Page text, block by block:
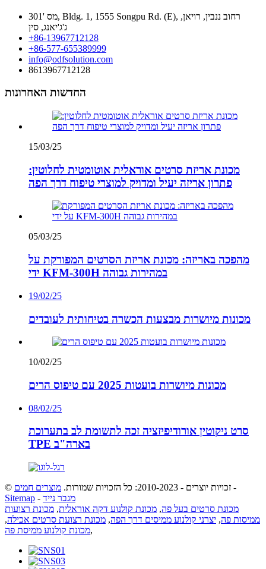
מס '301, Bldg. 1, 1555 Songpu Rd. (E), רחוב ננבין, רויאן,
ג'ג'יאנג, סין
+86-13967712128
+86-577-655389999
info@odfsolution.com
8613967712128
החדשות האחרונות
15/03/25
מכונת אריזת סרטים אוראלית אוטומטית לחלוטין:
פתרון אריזה יעיל ומדויק למוצרי טיפוח דרך הפה
05/03/25
מהפכה באריזה: מכונת אריזת הסרטים המפורקת על
ידי KFM-300H במהירות גבוהה
19/02/25
מכונות מיושרות מבצעות הכשרה בטיחותית לעובדים
10/02/25
מכונות מיושרות בועטות 2025 עם טיפוס הרים
08/02/25
סרט ניקוטין אורודיפיזציה זכה לתשומת לב בתערוכת
TPE בארה"ב
© זכויות יוצרים - 2010-2023: כל הזכויות שמורות. מוצרים חמים
-
Sitemap - מגבר נייד
מכונת סרטים בעל פה, מכונת קולנוע דקה אוראלית, מכונת רצועות
ממיסות פה, יצרני קולנוע ממיסים דרך הפה, מכונת רצועת סרטים אכילה,
מכונת קולנוע ממיסת פה,